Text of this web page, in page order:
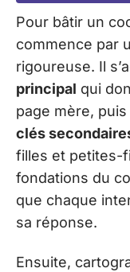
Pour bâtir un
commence par
rigoureuse. Il
principal qui
page mère,
clés
filles et petites-
fondations du
que chaque
sa réponse.
Ensuite,